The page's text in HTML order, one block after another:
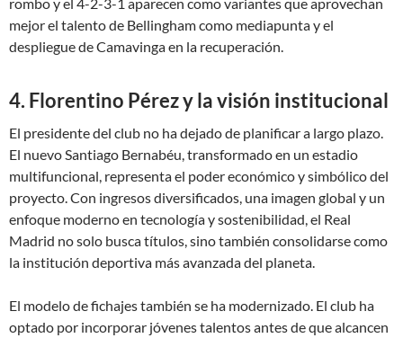
mejor el talento de Bellingham como mediapunta y el
despliegue de Camavinga en la recuperación.
4. Florentino Pérez y la visión institucional
El presidente del club no ha dejado de planificar a largo plazo.
El nuevo Santiago Bernabéu, transformado en un estadio
multifuncional, representa el poder económico y simbólico del
proyecto. Con ingresos diversificados, una imagen global y un
enfoque moderno en tecnología y sostenibilidad, el Real
Madrid no solo busca títulos, sino también consolidarse como
la institución deportiva más avanzada del planeta.
El modelo de fichajes también se ha modernizado. El club ha
optado por incorporar jóvenes talentos antes de que alcancen